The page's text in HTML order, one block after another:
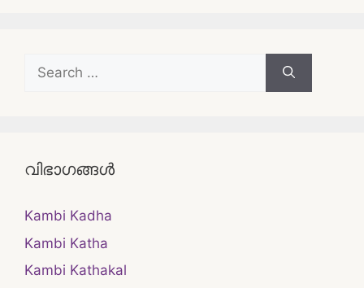
Search
for:
വിഭാഗങ്ങൾ
Kambi Kadha
Kambi Katha
Kambi Kathakal